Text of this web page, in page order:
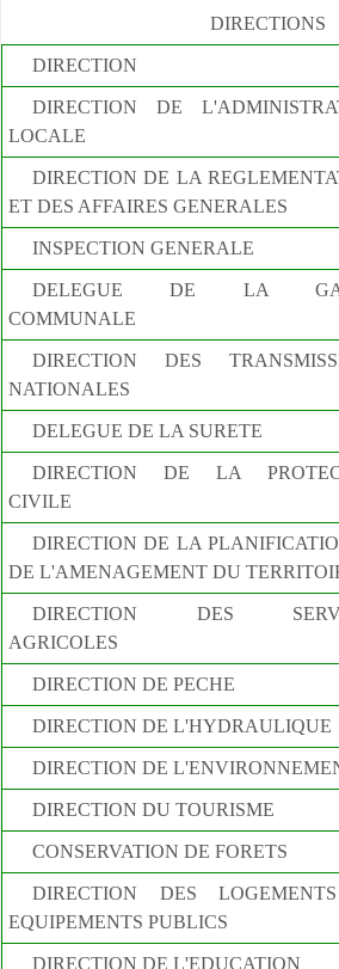
DIRECTIONS
DIRECTION
DIRECTION DE
LOCALE
DIRECTION DE LA
ET DES AFFAIRES GENERALES
INSPECTION GENERALE
DELEGUE DE LA
COMMUNALE
DIRECTION DES
NATIONALES
DELEGUE DE LA SURETE
DIRECTION DE LA
CIVILE
DIRECTION DE LA
DE L'AMENAGEMENT DU
DIRECTION DES
AGRICOLES
DIRECTION DE PECHE
DIRECTION DE L'HYDRAULIQUE
DIRECTION DE
DIRECTION DU TOURISME
CONSERVATION DE FORETS
DIRECTION DES
EQUIPEMENTS PUBLICS
DIRECTION DE L'EDUCATION